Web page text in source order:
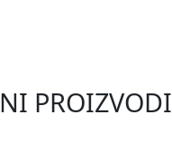
PROIZVODI